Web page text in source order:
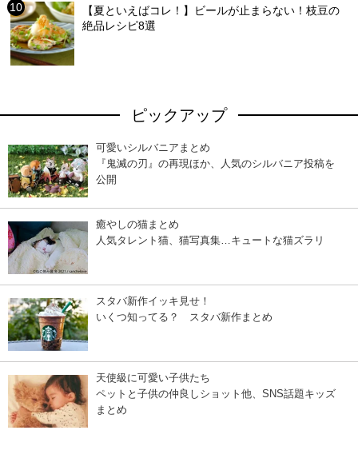
【夏といえばコレ！】ビールが止まらない！枝豆の
絶品レシピ8選
ピックアップ
可愛いシルバニアまとめ
『鬼滅の刃』の再現ほか、人気のシルバニア投稿を
公開
癒やしの猫まとめ
人気タレント猫、猫写真集…キュートな猫ズラリ
スタバ新作イッキ見せ！
いくつ知ってる？ スタバ新作まとめ
天使級に可愛い子供たち
ペットと子供の仲良しショット他、SNS話題キッズ
まとめ